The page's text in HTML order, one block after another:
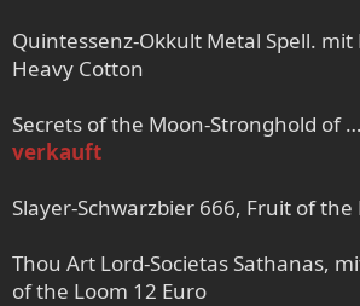
Quintessenz-Okkult Metal Spell. mit
Heavy Cotton
Secrets of the Moon-Stronghold of
verkauft
Slayer-Schwarzbier 666, Fruit of the
Thou Art Lord-Societas Sathanas,
of the Loom 12 Euro